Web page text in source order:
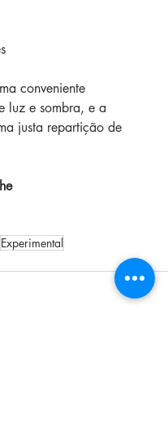
conveniente
luz e sombra, e a
justa repartição de
Experimental